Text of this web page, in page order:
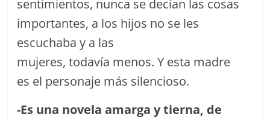
sentimientos, nunca se decían las cosas
importantes, a los hijos no se les
escuchaba y a las
mujeres, todavía menos. Y esta madre
es el personaje más silencioso.
-Es una novela amarga y tierna, de